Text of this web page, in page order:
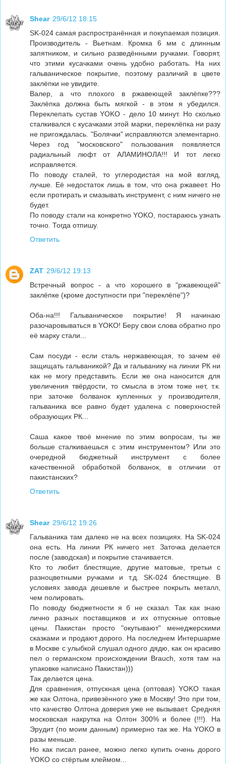
Shear 29/6/12 18:15
SK-024 самая распространённая и покупаемая позиция.
Производитель - Вьетнам. Кромка 6 мм с длинным
запятником, и сильно разведёнными ручками. Говорят,
что этими кусачками очень удобно работать. На них
гальваническое покрытие, поэтому различий в цвете
заклёпки не увидите.
Валер, а что плохого в ржавеющей заклёпке???
Заклёпка должна быть мягкой - в этом я убедился.
Переклепать сустав YOKO - дело 10 минут. Но сколько
сталкивался с кусачками этой марки, переклёпка ни разу
не пригождалась. "Болячки" исправляются элементарно.
Через год "московского" пользования появляется
радиальный люфт от АЛАМИНОЛА!!! И тот легко
исправляется.
По поводу сталей, то углеродистая на мой взгляд,
лучше. Её недостаток лишь в том, что она ржавеет. Но
если протирать и смазывать инструмент, с ним ничего не
будет.
По поводу стали на конкретно YOKO, постараюсь узнать
точно. Тогда отпишу.
Ответить
ZAT 29/6/12 19:13
Встречный вопрос - а что хорошего в "ржавеющей"
заклёпке (кроме доступности при "переклёпе")?
Оба-на!!! Гальваническое покрытие! Я начинаю
разочаровываться в YOKO! Беру свои слова обратно про
её марку стали...
Сам посуди - если сталь нержавеющая, то зачем её
защищать гальваникой? Да и гальванику на линии РК ни
как не могу представить. Если же она наносится для
увеличения твёрдости, то смысла в этом тоже нет, т.к.
при заточке болванок купленных у производителя,
гальваника все равно будет удалена с поверхностей
образующих РК...
Саша какое твоё мнение по этим вопросам, ты же
больше сталкиваешься с этим инструментом? Или это
очередной бюджетный инструмент с более
качественной обработкой болванок, в отличии от
пакистанских?
Ответить
Shear 29/6/12 19:26
Гальваника там далеко не на всех позициях. На SK-024
она есть. На линии РК ничего нет. Заточка делается
после (заводская) и покрытие стачивается.
Кто то любит блестящие, другие матовые, третьи с
разноцветными ручками и т.д. SK-024 блестящие. В
условиях завода дешевле и быстрее покрыть металл,
чем полировать.
По поводу бюджетности я б не сказал. Так как знаю
лично разных поставщиков и их отпускные оптовые
цены. Пакистан просто "окутывают" менеджерскими
сказками и продают дорого. На последнем Интершарме
в Москве с улыбкой слушал одного дядю, как он красиво
пел о германском происхождении Brauch, хотя там на
упаковке написано Пакистан)))
Так делается цена.
Для сравнения, отпускная цена (оптовая) YOKO такая
же как Олтона, привезённого уже в Москву! Это при том,
что качество Олтона доверия уже не вызывает. Средняя
московская накрутка на Олтон 300% и более (!!!). На
Эрудит (по моим данным) примерно так же. На YOKO в
разы меньше.
Но как писал ранее, можно легко купить очень дорого
YOKO со стёртым клеймом...